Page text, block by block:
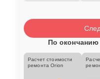
По окончанию
Расчет стоимости
ремонта Orion